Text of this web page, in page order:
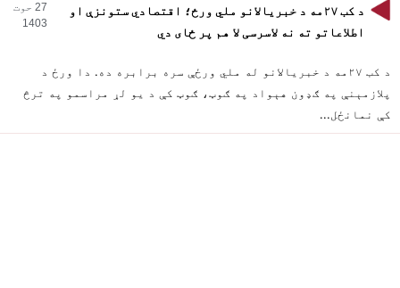
د کب ۲۷مه د خبریالانو ملي ورځ؛ اقتصادي ستونزې او
اطلاعاتو ته نه لاسرسی لا هم پر ځای دي
27 حوت
1403
د کب ۲۷مه د خبریالانو له ملي ورځې سره برابره ده. دا ورځ د
پلازمېنې په ګډون هېواد په ګوټ، ګوټ کې د یو لړ مراسمو په ترڅ
کې نمانځل...